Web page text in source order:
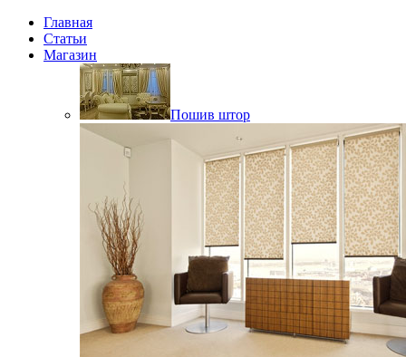
Главная
Статьи
Магазин
Пошив штор